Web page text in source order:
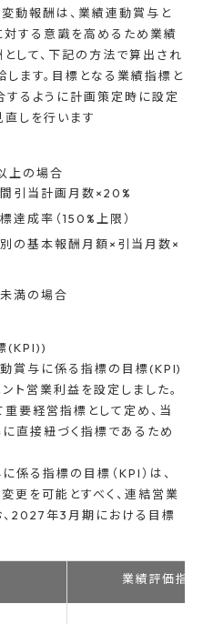
動報酬は、業績連動賞与と
対する意識を高めるため業績
して、下記の方法で算出され
ます。目標となる業績指標と
するように計画策定時に設定
直しを行います
上の場合
引当計画月数×20%
成率（150%上限）
の基本報酬月額×引当月数×
満の場合
(KPI))
賞与に係る指標の目標(KPI)
ト営業利益を設定しました。
要経営指標として定め、当
直接紐づく指標であるため
る指標の目標（KPI）は、
更を可能とすべく、連結営業
、2027年3月期における目標
業績評価指標